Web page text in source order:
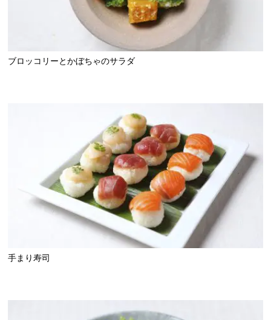
ブロッコリーとかぼちゃのサラダ
手まり寿司